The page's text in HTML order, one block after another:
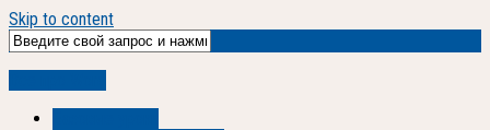
Skip to content